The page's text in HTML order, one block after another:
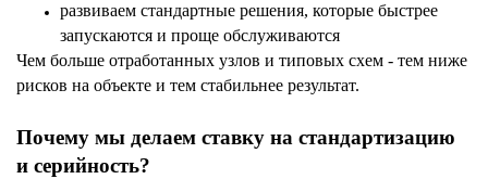
развиваем стандартные решения, которые быстрее
запускаются и проще обслуживаются
Чем больше отработанных узлов и типовых схем - тем ниже
рисков на объекте и тем стабильнее результат.
Почему мы делаем ставку на стандартизацию
и серийность?